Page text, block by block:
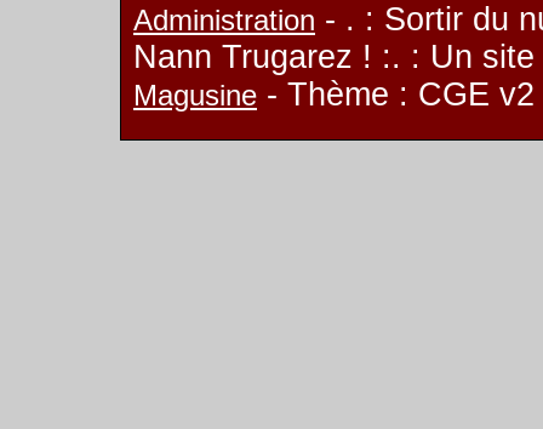
Administration - . : Sortir du
Nann Trugarez ! :. : Un
Magusine - Thème : CGE v2